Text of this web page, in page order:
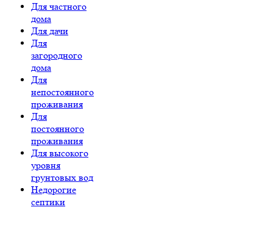
Для частного
дома
Для дачи
Для
загородного
дома
Для
непостоянного
проживания
Для
постоянного
проживания
Для высокого
уровня
грунтовых вод
Недорогие
септики